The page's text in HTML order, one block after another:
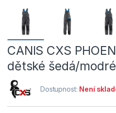
CANIS CXS
dětské šedá/modré
Dostupnost: Není